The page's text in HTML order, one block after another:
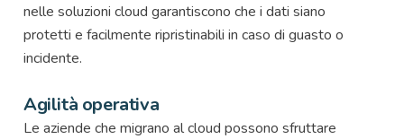
nelle soluzioni cloud garantiscono che i dati siano
protetti e facilmente ripristinabili in caso di guasto o
incidente.
Agilità operativa
Le aziende che migrano al cloud possono sfruttare